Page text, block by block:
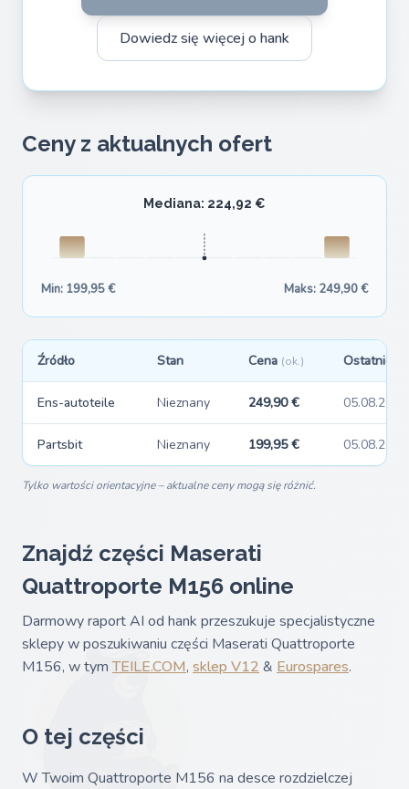
Dowiedz się więcej o hank
Ceny z aktualnych ofert
Mediana: 224,92 €
Min: 199,95 € Maks: 249,90 €
Źródło Stan Cena (ok.) Ostatnio
Ens-autoteile Nieznany 249,90 € 05.08.2026
Partsbit Nieznany 199,95 € 05.08.2026
Tylko wartości orientacyjne – aktualne ceny mogą się różnić.
Znajdź części Maserati
Quattroporte M156 online
Darmowy raport AI od hank przeszukuje specjalistyczne
sklepy w poszukiwaniu części Maserati Quattroporte
M156, w tymTEILE.COM, sklep V12 & Eurospares.
O tej części
W Twoim Quattroporte M156 na desce rozdzielczej